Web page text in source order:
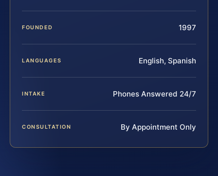
FOUNDED 1997
LANGUAGES English, Spanish
INTAKE Phones Answered 24/7
CONSULTATION By Appointment Only